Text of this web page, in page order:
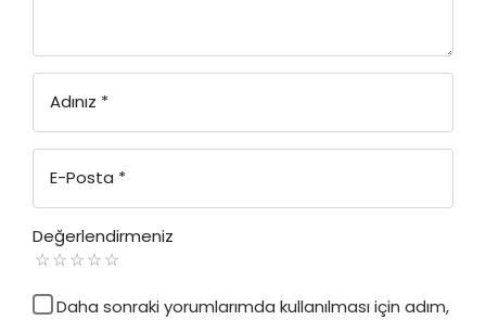
Adınız *
E-Posta *
Değerlendirmeniz
Daha sonraki yorumlarımda kullanılması için adım,